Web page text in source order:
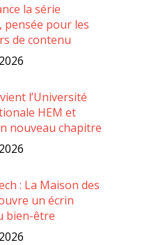
la série
pensée pour les
de contenu
l’Université
HEM et
nouveau chapitre
: La Maison des
un écrin
bien-être